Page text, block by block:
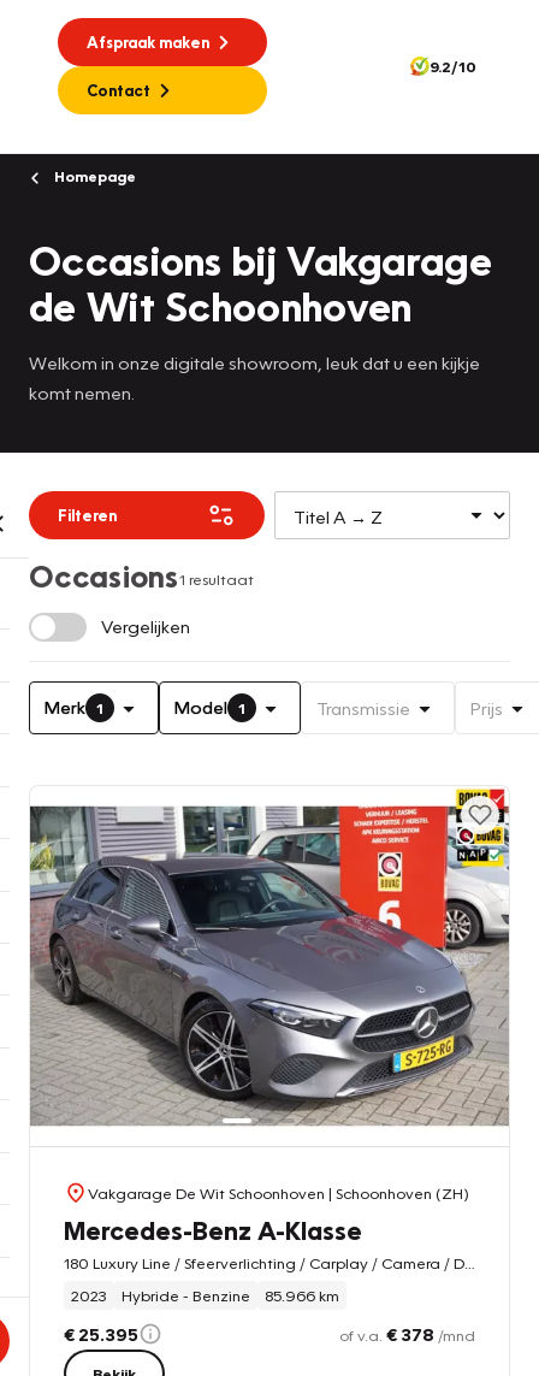
Afspraak maken
Contact
9.2/10
Homepage
Occasions bij Vakgarage
de Wit Schoonhoven
Welkom in onze digitale showroom, leuk dat u een kijkje
komt nemen.
Filteren
Occasions1 resultaat
Vergelijken
Merk 1 Model 1 Transmissie Prijs
Vakgarage De Wit Schoonhoven | Schoonhoven (ZH)
Mercedes-Benz A-Klasse
2023
Hybride - Benzine 85.966 km
€ 25.395 of v.a. € 378 /mnd